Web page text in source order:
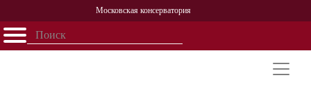
Московская консерватория
Открыть - закрыть
Персоналии
История